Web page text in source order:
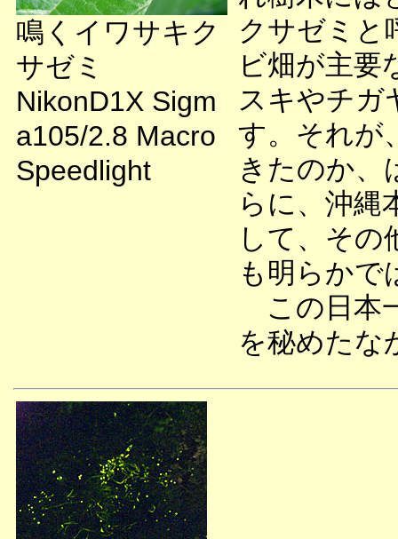
鳴くイワサキク
サゼミ
NikonD1X Sigm
a105/2.8 Macro
Speedlight
クサゼミと
ビ畑が主要
スキやチガ
す。それが
きたのか、
らに、沖縄
して、その
も明らかで
この日本
を秘めたな